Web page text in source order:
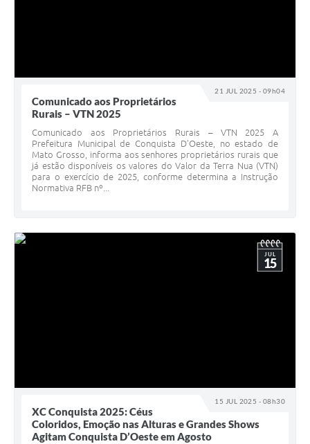
21 JUL 2025 - 09h04
Comunicado aos Proprietários
Rurais – VTN 2025
Comunicado aos Proprietários Rurais – VTN 2025 A
Prefeitura Municipal de Conquista D’Oeste, no estado de
Mato Grosso, informa aos senhores proprietários rurais que
já estão disponíveis os valores do Valor da Terra Nua (VTN)
para o exercício de 2025, conforme determina a Instrução
Normativa RFB nº...
15 JUL 2025 - 08h30
JUL
15
XC Conquista 2025: Céus
Coloridos, Emoção nas Alturas e Grandes Shows
Agitam Conquista D’Oeste em Agosto